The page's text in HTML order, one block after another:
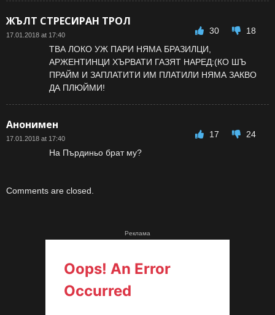
ЖЪЛТ СТРЕСИРАН ТРОЛ
17.01.2018 at 17:40 30
18
ТВА ЛОКО УЖ ПАРИ НЯМА БРАЗИЛЦИ,
АРЖЕНТИНЦИ ХЪРВАТИ ГАЗЯТ НАРЕД:(КО ШЪ
ПРАЙМ И ЗАПЛАТИТИ ИМ ПЛАТИЛИ НЯМА ЗАКВО
ДА ПЛЮЙМИ!
Анонимен
17.01.2018 at 17:40 17
24
На Пърдиньо брат му?
Comments are closed.
Реклама